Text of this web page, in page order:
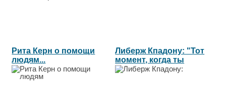
Рита Керн о помощи
людям...
Либерж Кпадону: "Тот
момент, когда ты
сделал...